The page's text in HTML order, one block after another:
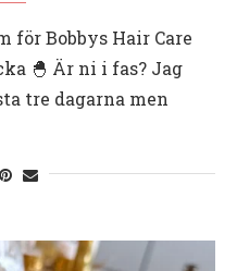
Bobbys Hair Care
🐣 Är ni i fas? Jag
tre dagarna men